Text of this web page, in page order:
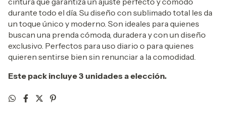
durante todo el día. Su diseño con sublimado total les da
un toque único y moderno. Son ideales para quienes
buscan una prenda cómoda, duradera y con un diseño
exclusivo. Perfectos para uso diario o para quienes
quieren sentirse bien sin renunciar a la comodidad.
Este pack incluye 3 unidades a elección.